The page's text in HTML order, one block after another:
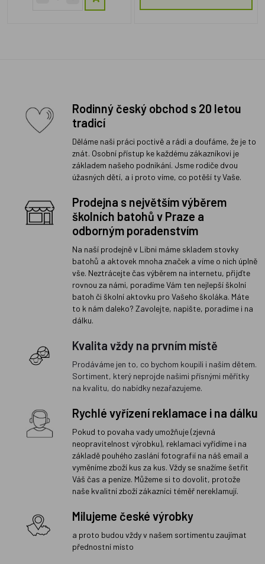
Rodinný český obchod s 20 letou
tradicí
Děláme naši práci poctivě a rádi a doufáme, že je to
znát. Osobní přístup ke každému zákazníkovi je
základem našeho podnikání. Jsme rodiče dvou
úžasných dětí, a i proto víme, co potěší ty Vaše.
Prodejna s největším výběrem
školních batohů v Praze a
odborným poradenstvím
Na naší prodejně v Libni máme skladem stovky
batohů a aktovek mnoha značek a víme o nich úplně
vše. Neztrácejte čas výběrem na internetu, přijďte
rovnou za námi, poradíme Vám ten nejlepší školní
batoh či školní aktovku pro Vašeho školáka. Máte
to k nám daleko? Zavolejte, napište, poradíme i na
dálku.
Kvalita vždy na prvním místě
Prodáváme jen to, co bychom koupili i našim dětem.
Sortiment, který neprojde našimi přísnými měřítky
na kvalitu, do nabídky nezařazujeme.
Rychlé vyřízení reklamace i na dálku
Pokud to povaha vady umožňuje (zjevná
neopravitelnost výrobku), reklamaci vyřídíme i na
základě pouhého zaslání fotografií na náš email a
vyměníme zboží kus za kus. Vždy se snažíme šetřit
Váš čas a peníze. Můžeme si to dovolit, protože
naše kvalitní zboží zákazníci téměř nereklamují.
Milujeme české výrobky
a proto budou vždy v našem sortimentu zaujímat
přednostní místo